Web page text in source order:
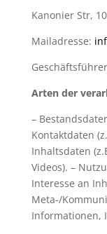
Kanonier Str,
Mailadresse:
Arten der
–
Kontaktdaten
Inhaltsdaten
Videos). –
Interesse an
Meta-/
Informationen,